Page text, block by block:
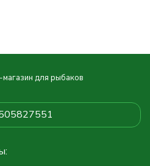
для рыбаков